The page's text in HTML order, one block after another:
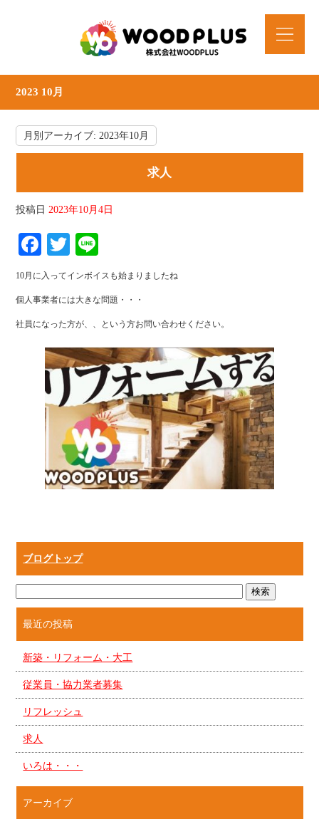
2023 10月
月別アーカイブ:2023年10月
求人
投稿日 2023年10月4日
Facebook
Twitter
10月に入ってインボイスも始まりましたね
個人事業者には大きな問題・・・
社員になった方が、、という方お問い合わせください。
ブログトップ
最近の投稿
新築・リフォーム・大工
従業員・協力業者募集
リフレッシュ
求人
いろは・・・
アーカイブ